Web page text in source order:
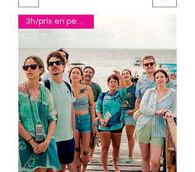
3h/prix en pesos p.p.